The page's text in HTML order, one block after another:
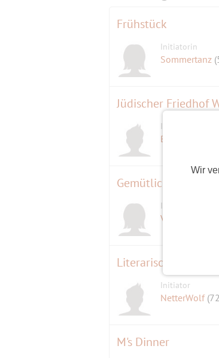
Wir
Frühstück
Initiatorin
Sommertanz
Jüdischer Friedhof
Initiator
Berndlin
Initiatorin
Virtuella
Literarischer
Initiator
NetterWolf
M's Dinner